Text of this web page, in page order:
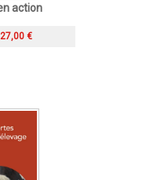
action
27,00 €